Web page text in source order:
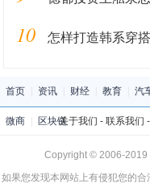
10 怎样打造韩系穿搭风
首页 资讯 财经 教育 汽
微商 区块链关于我们 - 联系我们 -
Copyright © 2006-2019
如果您发现本网站上有侵犯您的